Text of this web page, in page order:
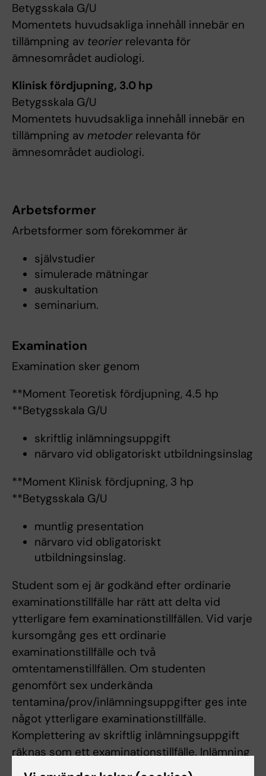
Betygsskala G/U
Momentets huvudsakliga innehåll innebär en
tillämpning av teorier relevanta för
ämnesområdet audiologi.
Klinisk fördjupning, 3.0 hp
Betygsskala G/U
Momentets huvudsakliga innehåll innebär en
tillämpning av metoder relevanta för
ämnesområdet audiologi.
Arbetsformer
Arbetsformer som förekommer är
självstudier
simulerade mätningar
auskultation
seminarium.
Examination
Examination sker genom
**Moment Teoretisk fördjupning, 4.5 hp
**Betygsskala G/U
skriftlig inlämningsuppgift
närvaro vid obligatoriskt utbildningsinslag
**Moment Klinisk fördjupning, 3 hp
**Betygsskala G/U
muntlig presentation
närvaro vid obligatoriskt
utbildningsinslag.
Student som ej är godkänd efter ordinarie
examinationstillfälle har rätt att delta vid
ytterligare fem examinationstillfällen. Vid varje
kursomgång ges ett ordinarie
examinationstillfälle och två
omtentamenstillfällen. Om studenten
genomfört sex underkända
tentamina/prov/inlämningsuppgifter ges inte
något ytterligare examinationstillfälle.
Komplettering av skriftlig inlämningsuppgift
räknas som ett examinationstillfälle. Inlämning
av blank skrivning räknas som ett